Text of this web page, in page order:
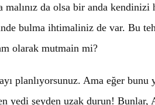
da olsa bir anda kendinizi
bulma ihtimaliniz de var. Bu
olarak mutmain mi?
planlıyorsunuz. Ama eğer bunu
yedi şeyden uzak durun! Bunlar,